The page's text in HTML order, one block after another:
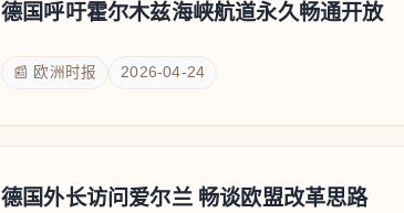
德国呼吁霍尔木兹海峡航道永久畅通开放
📰 欧洲时报 2026-04-24
德国外长访问爱尔兰 畅谈欧盟改革思路